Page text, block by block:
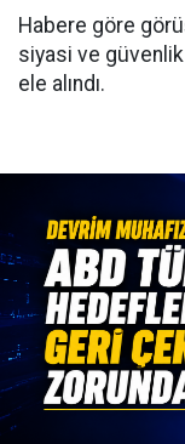
Habere göre
siyasi ve
ele alındı.